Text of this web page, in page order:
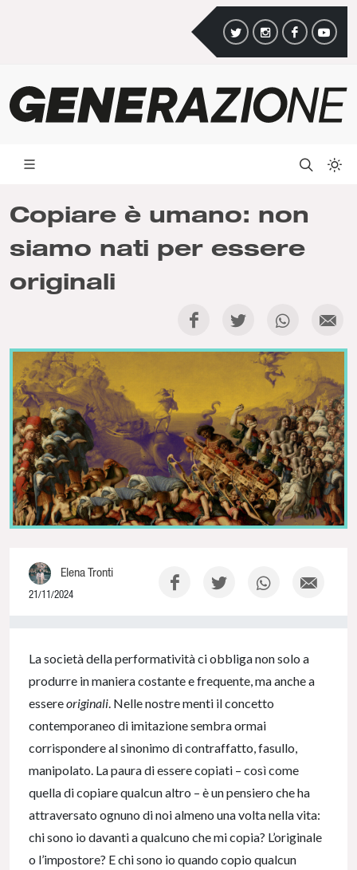
Copiare è umano: non
siamo nati per essere
originali
Elena Tronti
21/11/2024
La società della performatività ci obbliga non solo a
produrre in maniera costante e frequente, ma anche a
essereoriginali. Nelle nostre menti il concetto
contemporaneo di imitazione sembra ormai
corrispondere al sinonimo di contraffatto, fasullo,
manipolato. La paura di essere copiati – così come
quella di copiare qualcun altro – è un pensiero che ha
attraversato ognuno di noi almeno una volta nella vita:
chi sono io davanti a qualcuno che mi copia? L’originale
o l’impostore? E chi sono io quando copio qualcun